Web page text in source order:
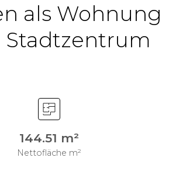
als Wohnung
Stadtzentrum
144.51 m²
Nettofläche m²